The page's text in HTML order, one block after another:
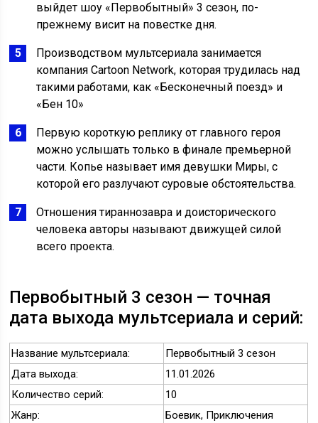
выйдет шоу «Первобытный» 3 сезон, по-
прежнему висит на повестке дня.
Производством мультсериала занимается
компания Cartoon Network, которая трудилась над
такими работами, как «Бесконечный поезд» и
«Бен 10»
Первую короткую реплику от главного героя
можно услышать только в финале премьерной
части. Копье называет имя девушки Миры, с
которой его разлучают суровые обстоятельства.
Отношения тираннозавра и доисторического
человека авторы называют движущей силой
всего проекта.
Первобытный 3 сезон — точная
дата выхода мультсериала и серий:
Название мультсериала:
Первобытный 3 сезон
Дата выхода:
11.01.2026
Количество серий:
10
Жанр:
Боевик, Приключения